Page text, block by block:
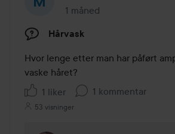
1 måned
Innlegget ble opprettet 1
Hårvask
Hvor lenge etter man har påført
vaske håret?
1 liker
1 kommentar
53 visninger